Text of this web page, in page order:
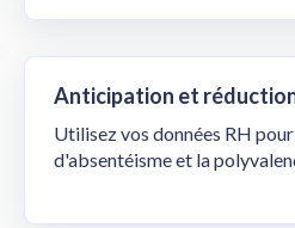
Anticipation et
Utilisez vos données RH
d'absentéisme et la